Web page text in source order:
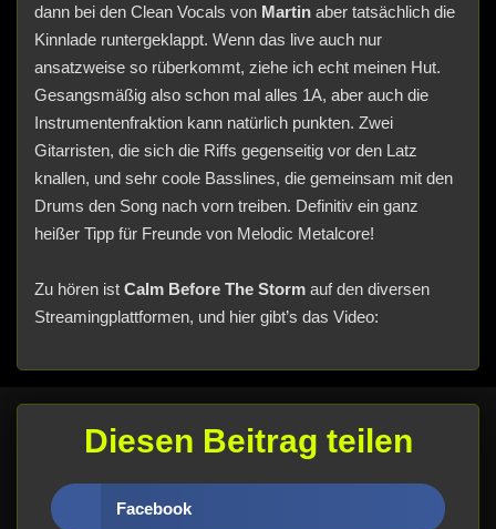
dann bei den Clean Vocals von Martin aber tatsächlich die
Kinnlade runtergeklappt. Wenn das live auch nur
ansatzweise so rüberkommt, ziehe ich echt meinen Hut.
Gesangsmäßig also schon mal alles 1A, aber auch die
Instrumentenfraktion kann natürlich punkten. Zwei
Gitarristen, die sich die Riffs gegenseitig vor den Latz
knallen, und sehr coole Basslines, die gemeinsam mit den
Drums den Song nach vorn treiben. Definitiv ein ganz
heißer Tipp für Freunde von Melodic Metalcore!
Zu hören ist Calm Before The Storm auf den diversen
Streamingplattformen, und hier gibt’s das Video:
Diesen Beitrag teilen
Facebook